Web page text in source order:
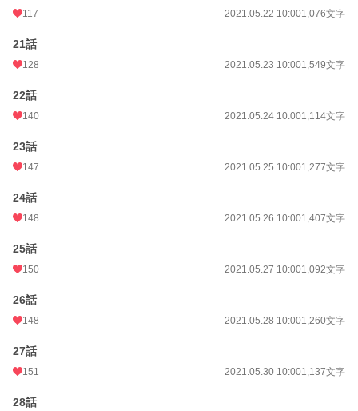
117 2021.05.22 10:001,076文字
21話
128 2021.05.23 10:001,549文字
22話
140 2021.05.24 10:001,114文字
23話
147 2021.05.25 10:001,277文字
24話
148 2021.05.26 10:001,407文字
25話
150 2021.05.27 10:001,092文字
26話
148 2021.05.28 10:001,260文字
27話
151 2021.05.30 10:001,137文字
28話